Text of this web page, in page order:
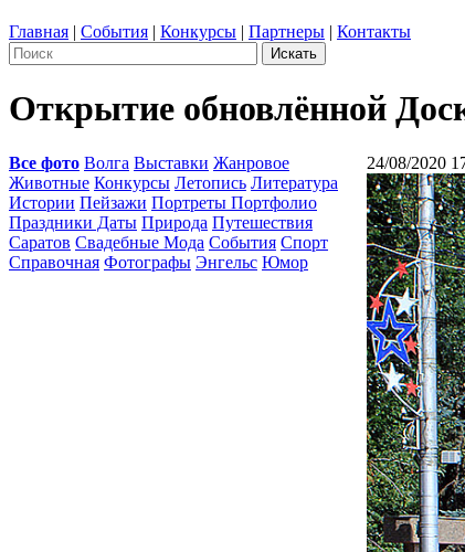
Главная | События | Конкурсы | Партнеры | Контакты
Открытие обновлённой
Все фото Волга Выставки Жанровое
Животные Конкурсы Летопись Литература
Истории Пейзажи Портреты Портфолио
Праздники Даты Природа Путешествия
Саратов Свадебные Мода События Спорт
Справочная Фотографы Энгельс Юмор
24/08/2020